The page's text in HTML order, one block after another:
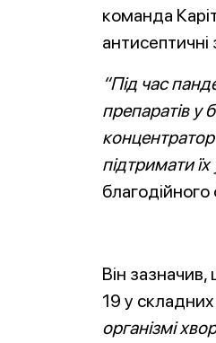
команда
антисептичні
“Під час
препаратів у
підтримати
Він
19 у
організмі